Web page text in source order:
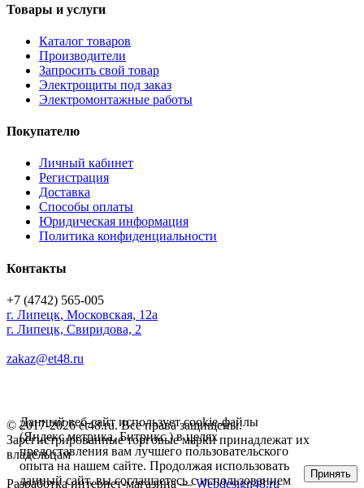
Товары и услуги
Каталог товаров
Производители
Запросить свой товар
Электрощиты под заказ
Электромонтажные работы
Покупателю
Личный кабинет
Регистрация
Доставка
Способы оплаты
Юридическая информация
Политика конфиденциальности
Контакты
+7 (4742) 565-005
г. Липецк, Московская, 12а
г. Липецк, Свиридова, 2
zakaz@et48.ru
© 2017-2026 et48.ru. Все права защищены.
Зарегистрированные торговые марки принадлежат их
владельцам
Разработка интернет-магазина —Webdesign48.ru
Данный веб-сайт использует cookie-файлы
(Яндекс метрика, Битрикс ) в целях
предоставления вам лучшего пользовательского
опыта на нашем сайте. Продолжая использовать
данный сайт, вы соглашаетесь с использованием
Принять